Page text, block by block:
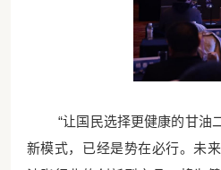
“让国民选择更健康的甘油
新模式，已经是势在必行。未